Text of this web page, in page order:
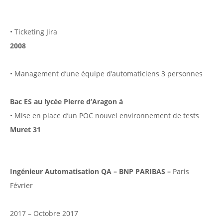
• Ticketing Jira
2008
• Management d’une équipe d’automaticiens 3 personnes
Bac ES au lycée Pierre d’Aragon à
• Mise en place d’un POC nouvel environnement de tests
Muret 31
Ingénieur Automatisation QA – BNP PARIBAS – Paris
Février
2017 – Octobre 2017